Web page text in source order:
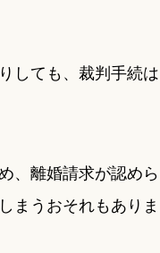
しても、裁判手続は
、離婚請求が認めら
まうおそれもありま